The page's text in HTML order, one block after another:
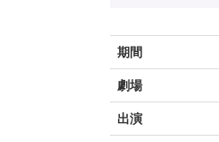
期間
劇場
出演